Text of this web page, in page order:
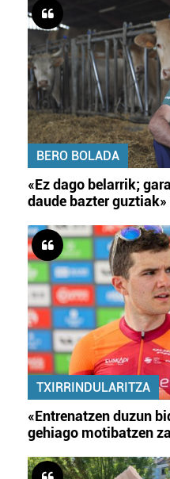
BERO BOLADA
«Ez dago belarrik;
daude bazter guztiak»
TXIRRINDULARITZA
«Entrenatzen duzun
gehiago motibatzen